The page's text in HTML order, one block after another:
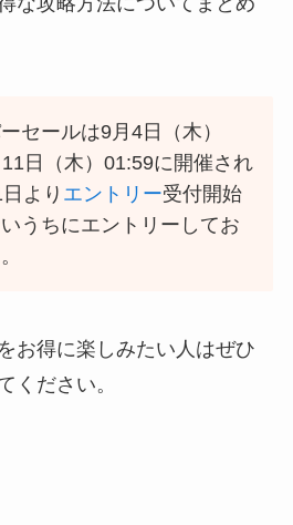
セールは9月4日（木）
日（木）01:59に開催され
より エントリー受付開始
うちにエントリーしてお
お得に楽しみたい人はぜひ
ください。